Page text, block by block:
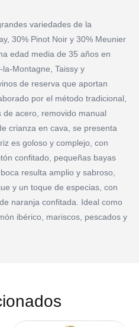
variedades de la
30% Pinot Noir y 30% Meunier
edad media de 35 años en
Montagne, Taissy y
de reserva que aportan
por el método tradicional,
acero, removido manual
crianza en cava, se presenta
es goloso y complejo, con
confitado, pequeñas bayas
resulta amplio y sabroso,
y un toque de especias, con
naranja confitada. Ideal como
ibérico, mariscos, pescados y